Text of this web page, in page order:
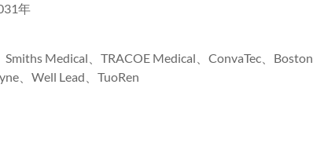
年
Medical、TRACOE Medical、ConvaTec、Boston
、Well Lead、TuoRen